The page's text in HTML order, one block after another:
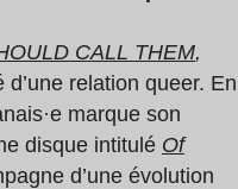
CALL THEM,
d’une relation queer. En
marque son
disque intitulé Of
d’une évolution